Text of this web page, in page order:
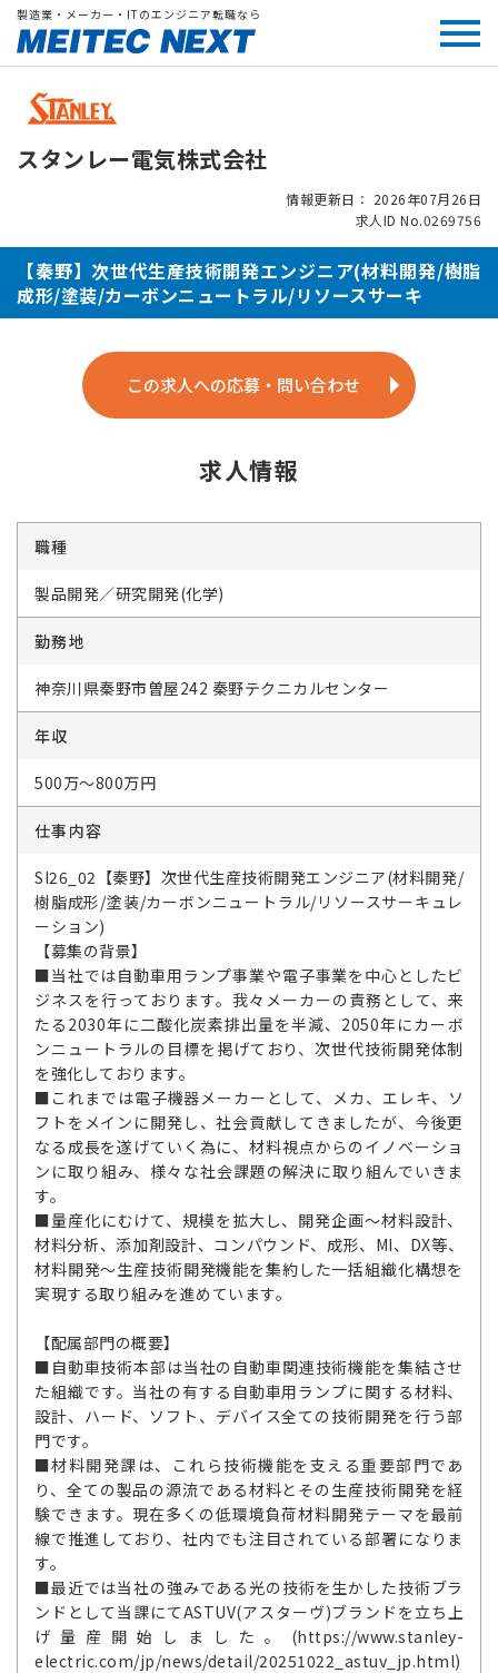
製造業・メーカー・ITのエンジニア転職なら
スタンレー電気株式会社
情報更新日： 2026年07月26日
求人ID No.0269756
【秦野】次世代生産技術開発エンジニア(材料開発/樹脂
成形/塗装/カーボンニュートラル/リソースサーキ
この求人への応募・問い合わせ
求人情報
職種
製品開発／研究開発(化学)
勤務地
神奈川県秦野市曽屋242 秦野テクニカルセンター
年収
500万～800万円
仕事内容
SI26_02【秦野】次世代生産技術開発エンジニア(材料開発/
樹脂成形/塗装/カーボンニュートラル/リソースサーキュレ
ーション)
【募集の背景】
■当社では自動車用ランプ事業や電子事業を中心としたビ
ジネスを行っております。我々メーカーの責務として、来
たる2030年に二酸化炭素排出量を半減、2050年にカーボ
ンニュートラルの目標を掲げており、次世代技術開発体制
を強化しております。
■これまでは電子機器メーカーとして、メカ、エレキ、ソ
フトをメインに開発し、社会貢献してきましたが、今後更
なる成長を遂げていく為に、材料視点からのイノベーショ
ンに取り組み、様々な社会課題の解決に取り組んでいきま
す。
■量産化にむけて、規模を拡大し、開発企画～材料設計、
材料分析、添加剤設計、コンパウンド、成形、MI、DX等、
材料開発～生産技術開発機能を集約した一括組織化構想を
実現する取り組みを進めています。
【配属部門の概要】
■自動車技術本部は当社の自動車関連技術機能を集結させ
た組織です。当社の有する自動車用ランプに関する材料、
設計、ハード、ソフト、デバイス全ての技術開発を行う部
門です。
■材料開発課は、これら技術機能を支える重要部門であ
り、全ての製品の源流である材料とその生産技術開発を経
験できます。現在多くの低環境負荷材料開発テーマを最前
線で推進しており、社内でも注目されている部署になりま
す。
■最近では当社の強みである光の技術を生かした技術ブラ
ンドとして当課にてASTUV(アスターヴ)ブランドを立ち上
げ量産開始しました。(https://www.stanley-
electric.com/jp/news/detail/20251022_astuv_jp.html)